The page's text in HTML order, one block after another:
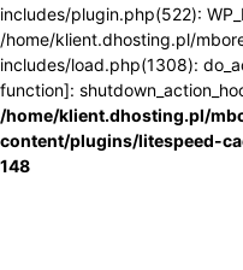
includes/plugin.php(522):
/home/klient.dhosting.pl/
includes/load.php(1308):
function]:
/home/klient.dhosting.pl/
content/plugins/litespeed-
148